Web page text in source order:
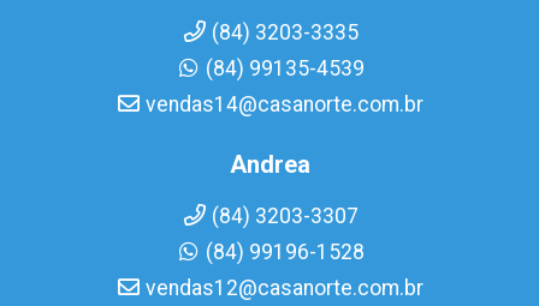
(84) 3203-3335
(84) 99135-4539
vendas14@casanorte.com.br
Andrea
(84) 3203-3307
(84) 99196-1528
vendas12@casanorte.com.br